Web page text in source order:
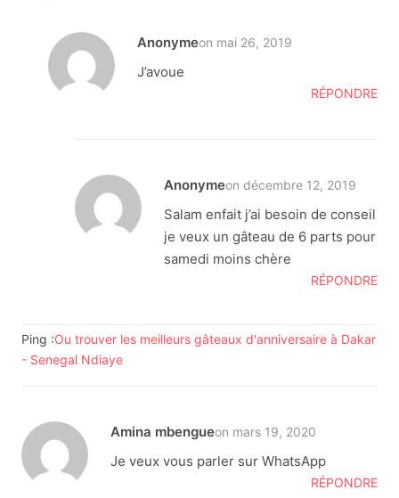
Anonymeon mai 26, 2019
J’avoue
RÉPONDRE
Anonymeon décembre 12, 2019
Salam enfait j’ai besoin de conseil
je veux un gâteau de 6 parts pour
samedi moins chère
RÉPONDRE
Ping :Ou trouver les meilleurs gâteaux d'anniversaire à Dakar
- Senegal Ndiaye
Amina mbengueon mars 19, 2020
Je veux vous parler sur WhatsApp
RÉPONDRE